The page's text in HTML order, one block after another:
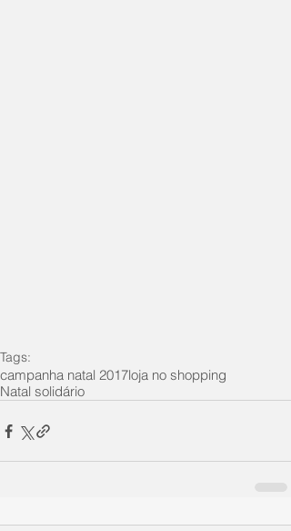
Tags:
campanha natal 2017loja no shopping
Natal solidário